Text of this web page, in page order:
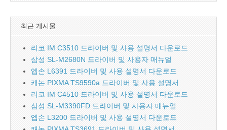
최근 게시물
리코 IM C3510 드라이버 및 사용 설명서 다운로드
삼성 SL-M2680N 드라이버 및 사용자 매뉴얼
엡손 L6391 드라이버 및 사용 설명서 다운로드
캐논 PIXMA TS9590a 드라이버 및 사용 설명서
리코 IM C4510 드라이버 및 사용 설명서 다운로드
삼성 SL-M3390FD 드라이버 및 사용자 매뉴얼
엡손 L3200 드라이버 및 사용 설명서 다운로드